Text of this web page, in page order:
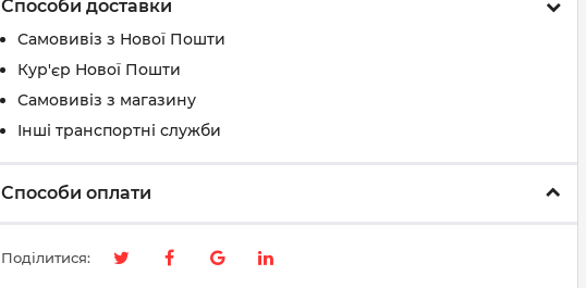
Способи доставки
Самовивіз з Нової Пошти
Кур'єр Нової Пошти
Самовивіз з магазину
Інші транспортні служби
Способи оплати
Поділитися: